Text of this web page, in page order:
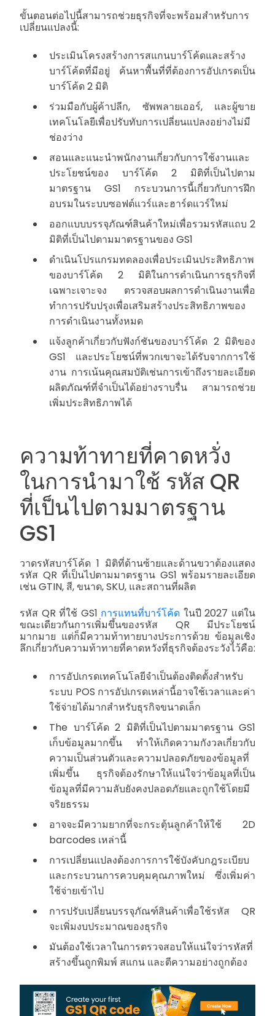
ขั้นตอนต่อไปนี้สามารถช่วยธุรกิจที่จะพร้อมสำหรับการ
เปลี่ยนแปลงนี้:
ประเมินโครงสร้างการสแกนบาร์โค้ดและสร้าง
บาร์โค้ดที่มีอยู่ ค้นหาพื้นที่ที่ต้องการอัปเกรดเป็น
บาร์โค้ด 2 มิติ
ร่วมมือกับผู้ค้าปลีก, ซัพพลายเออร์, และผู้ขาย
เทคโนโลยีเพื่อปรับทับการเปลี่ยนแปลงอย่างไม่มี
ช่องว่าง
สอนและแนะนำพนักงานเกี่ยวกับการใช้งานและ
ประโยชน์ของ บาร์โค้ด 2 มิติที่เป็นไปตาม
มาตรฐาน GS1 กระบวนการนี้เกี่ยวกับการฝึก
อบรมในระบบซอฟต์แวร์และฮาร์ดแวร์ใหม่
ออกแบบบรรจุภัณฑ์สินค้าใหม่เพื่อรวมรหัสแถบ 2
มิติที่เป็นไปตามมาตรฐานของ GS1
ดำเนินโปรแกรมทดลองเพื่อประเมินประสิทธิภาพ
ของบาร์โค้ด 2 มิติในการดำเนินการธุรกิจที่
เฉพาะเจาะจง ตรวจสอบผลการดำเนินงานเพื่อ
ทำการปรับปรุงเพื่อเสริมสร้างประสิทธิภาพของ
การดำเนินงานทั้งหมด
แจ้งลูกค้าเกี่ยวกับฟังก์ชันของบาร์โค้ด 2 มิติของ
GS1 และประโยชน์ที่พวกเขาจะได้รับจากการใช้
งาน การเน้นคุณสมบัติเช่นการเข้าถึงรายละเอียด
ผลิตภัณฑ์ที่จำเป็นได้อย่างราบรื่น สามารถช่วย
เพิ่มประสิทธิภาพได้
ความท้าทายที่คาดหวั่ง
ในการนำมาใช้ รหัส QR
ที่เป็นไปตามมาตรฐาน
GS1
วาดรหัสบาร์โค้ด 1 มิติที่ด้านซ้ายและด้านขวาต้องแสดง
รหัส QR ที่เป็นไปตามมาตรฐาน GS1 พร้อมรายละเอียด
เช่น GTIN, สี, ขนาด, SKU, และสถานที่ผลิต
รหัส QR ที่ใช้ GS1 การแทนที่บาร์โค้ด ในปี 2027 แต่ใน
ขณะเดียวกันการเพิ่มขึ้นของรหัส QR มีประโยชน์
มากมาย แต่ก็มีความท้าทายบางประการด้วย ข้อมูลเชิง
ลึกเกี่ยวกับความท้าทายที่คาดหวังที่ธุรกิจต้องระวังไว้คือ:
การอัปเกรดเทคโนโลยีจำเป็นต้องติดตั้งสำหรับ
ระบบ POS การอัปเกรดเหล่านี้อาจใช้เวลาและค่า
ใช้จ่ายได้มากสำหรับธุรกิจขนาดเล็ก
The บาร์โค้ด 2 มิติที่เป็นไปตามมาตรฐาน GS1
เก็บข้อมูลมากขึ้น ทำให้เกิดความกังวลเกี่ยวกับ
ความเป็นส่วนตัวและความปลอดภัยของข้อมูลที่
เพิ่มขึ้น ธุรกิจต้องรักษาให้แน่ใจว่าข้อมูลที่เป็น
ข้อมูลที่มีความลับยังคงปลอดภัยและถูกใช้โดยมี
จริยธรรม
อาจจะมีความยากที่จะกระตุ้นลูกค้าให้ใช้ 2D
barcodes เหล่านี้
การเปลี่ยนแปลงต้องการการใช้บังคับกฎระเบียบ
และกระบวนการควบคุมคุณภาพใหม่ ซึ่งเพิ่มค่า
ใช้จ่ายเข้าไป
การปรับเปลี่ยนบรรจุภัณฑ์สินค้าเพื่อใช้รหัส QR
จะเพิ่มงบประมาณของธุรกิจ
มันต้องใช้เวลาในการตรวจสอบให้แน่ใจว่ารหัสที่
สร้างขึ้นถูกพิมพ์ สแกน และตีความอย่างถูกต้อง